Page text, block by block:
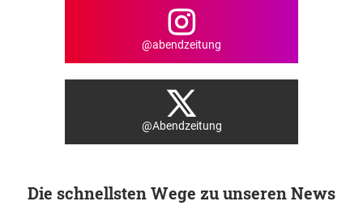
@abendzeitung
@Abendzeitung
Die schnellsten Wege zu unseren News